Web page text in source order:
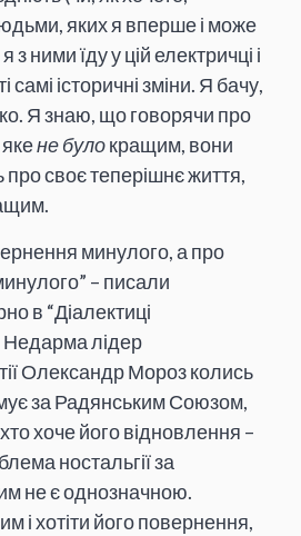
яких я вперше і може
ними їду у цій електричці і
історичні зміни. Я бачу,
Я знаю, що говорячи про
не булокращим, вони
про своє теперішнє життя,
минулого, а про
– писали
в “Діалектиці
Недарма лідер
Олександр Мороз колись
за Радянським Союзом,
хоче його відновлення –
ностальгії за
не є однозначною.
і хотіти його повернення,